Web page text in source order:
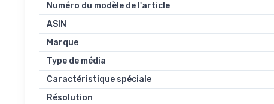
Numéro du modèle de l'article
ASIN
Marque
Type de média
Caractéristique spéciale
Résolution